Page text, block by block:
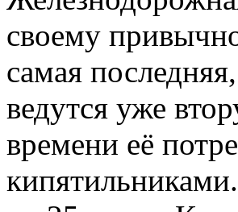
своему
самая
ведутся уже
времени её